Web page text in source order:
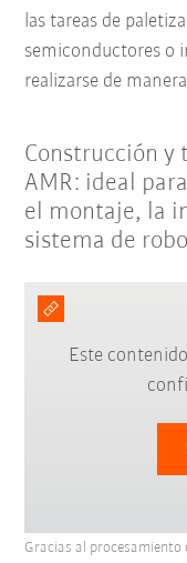
las tareas de
semiconductores o
realizarse de
Construcción
AMR: ideal
el montaje, la
sistema de
Este
Gracias al procesamiento